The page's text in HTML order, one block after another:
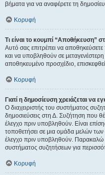
βήματα για να αναφέρετε τη
Κορυφή
Τι είναι το κουμπί “Αποθήκευση”
Αυτό σας επιτρέπει να
και να υποβληθούν σε
αποθηκευμένο προσχέδιο,
Κορυφή
Γιατί η δημοσίευση χρειάζεται να
Ο διαχειριστής του συστήματος
δημοσιεύσεις στη Δ. Συζήτηση που
έλεγχο πριν υποβληθούν. Είναι
τοποθετήσει σε μια ομάδα μελών των
έλεγχο πριν υποβληθούν. Παρακαλώ
συστήματος συζητήσεων για
Κορυφή